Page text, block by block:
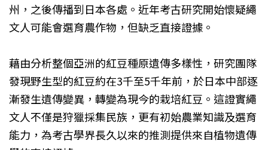
州，之後傳播到日本各處。近年考古研究開始懷疑繩
文人可能會選育農作物，但缺乏直接證據。
藉由分析整個亞洲的紅豆種原遺傳多樣性，研究團隊
發現野生型的紅豆約在3千至5千年前，於日本中部逐
漸發生遺傳變異，轉變為現今的栽培紅豆。這證實繩
文人不僅是狩獵採集民族，更有初始農業知識及選育
能力，為考古學界長久以來的推測提供來自植物遺傳